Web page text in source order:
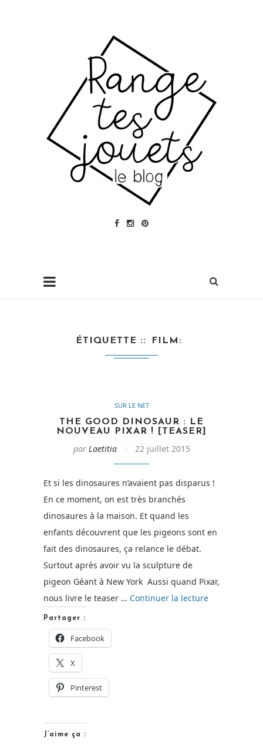
ÉTIQUETTE : FILM
SUR LE NET
THE GOOD DINOSAUR : LE
NOUVEAU PIXAR ! [TEASER]
par Laetitia 22 juillet 2015
Et si les dinosaures n’avaient pas disparus !
En ce moment, on est très branchés
dinosaures à la maison. Et quand les
enfants découvrent que les pigeons sont en
fait des dinosaures, ça relance le débat.
Surtout après avoir vu la sculpture de
pigeon Géant à New York Aussi quand Pixar,
nous livre le teaser … Continuer la lecturede
Partager :
Facebook
X
Pinterest
J’aime ça :